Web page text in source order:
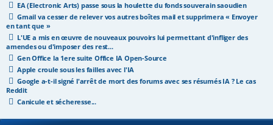
EA (Electronic Arts) passe sous la houlette du fonds souverain saoudien
Gmail va cesser de relever vos autres boîtes mail et supprimera « Envoyer
en tant que »
L'UE a mis en œuvre de nouveaux pouvoirs lui permettant d'infliger des
amendes ou d'imposer des rest...
Gen Office la 1ere suite Office IA Open-Source
Apple croule sous les failles avec l'IA
Google a-t-il signé l'arrêt de mort des forums avec ses résumés IA ? Le cas
Reddit
Canicule et sécheresse...